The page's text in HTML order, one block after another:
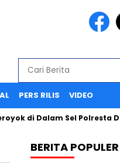
PERS RILIS VIDEO
di Dalam Sel Polresta
BERITA POPULER